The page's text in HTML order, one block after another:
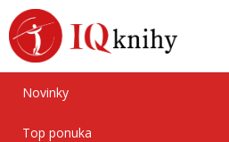
Novinky
Top ponuka